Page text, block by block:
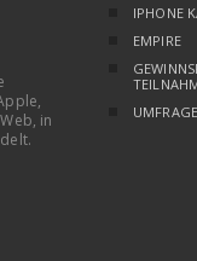
in
IPHONE
EMPIRE
UMFRAGE